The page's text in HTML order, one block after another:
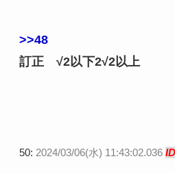
>>48
訂正 √2以下2√2以上
50: 2024/03/06(水) 11:43:02.036